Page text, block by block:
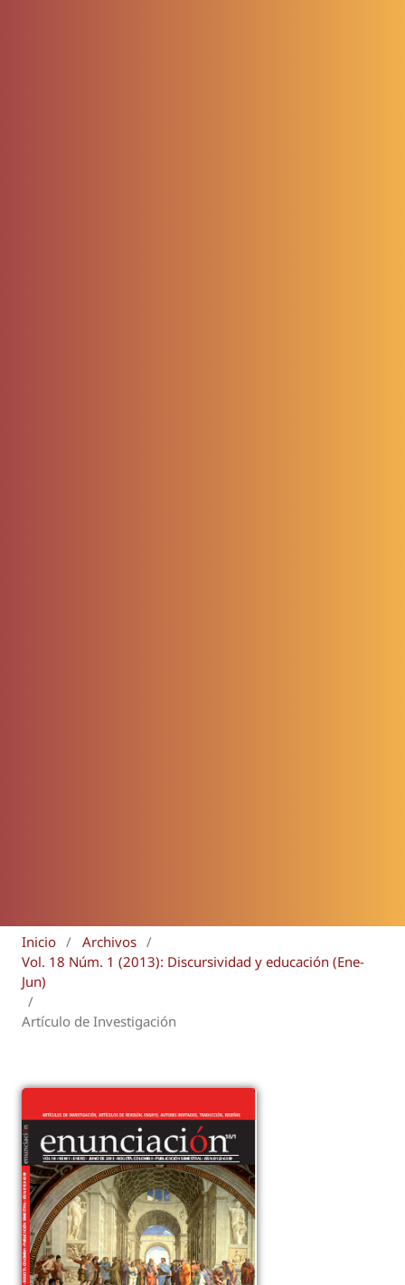
Inicio / Archivos /
Vol. 18 Núm. 1 (2013): Discursividad y educación (Ene-
Jun)
/
Artículo de Investigación